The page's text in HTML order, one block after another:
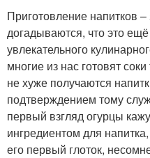
Приготовление напитков
догадываются, что это
увлекательного
многие из нас готовят
не хуже получаются
подтверждением тому
первый взгляд огурцы
ингредиентом для
его первый глоток,